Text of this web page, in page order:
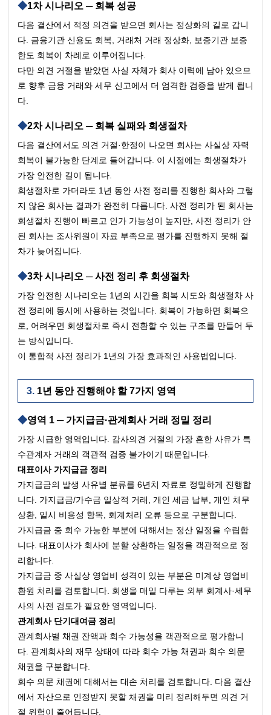
1차 시나리오 ─ 회복 성공
다음 결산에서 적정 의견을 받으면 회사는 정상화의 길로 갑니
다. 금융기관 신용도 회복, 거래처 거래 정상화, 보증기관 보증
한도 회복이 차례로 이루어집니다.
다만 의견 거절을 받았던 사실 자체가 회사 이력에 남아 있으므
로 향후 금융 거래와 세무 신고에서 더 엄격한 검증을 받게 됩니
다.
2차 시나리오 ─ 회복 실패와 회생절차
다음 결산에서도 의견 거절·한정이 나오면 회사는 사실상 자력
회복이 불가능한 단계로 들어갑니다. 이 시점에는 회생절차가
가장 안전한 길이 됩니다.
회생절차로 가더라도 1년 동안 사전 정리를 진행한 회사와 그렇
지 않은 회사는 결과가 완전히 다릅니다. 사전 정리가 된 회사는
회생절차 진행이 빠르고 인가 가능성이 높지만, 사전 정리가 안
된 회사는 조사위원이 자료 부족으로 평가를 진행하지 못해 절
차가 늦어집니다.
3차 시나리오 ─ 사전 정리 후 회생절차
가장 안전한 시나리오는 1년의 시간을 회복 시도와 회생절차 사
전 정리에 동시에 사용하는 것입니다. 회복이 가능하면 회복으
로, 어려우면 회생절차로 즉시 전환할 수 있는 구조를 만들어 두
는 방식입니다.
이 통합적 사전 정리가 1년의 가장 효과적인 사용법입니다.
1년 동안 진행해야 할 7가지 영역
영역 1 ─ 가지급금·관계회사 거래 정밀 정리
가장 시급한 영역입니다. 감사의견 거절의 가장 흔한 사유가 특
수관계자 거래의 객관적 검증 불가이기 때문입니다.
대표이사 가지급금 정리
가지급금의 발생 사유별 분류를 6년치 자료로 정밀하게 진행합
니다. 가지급금/가수금 일상적 거래, 개인 세금 납부, 개인 채무
상환, 일시 비용성 항목, 회계처리 오류 등으로 구분합니다.
가지급금 중 회수 가능한 부분에 대해서는 정산 일정을 수립합
니다. 대표이사가 회사에 분할 상환하는 일정을 객관적으로 정
리합니다.
가지급금 중 사실상 영업비 성격이 있는 부분은 미계상 영업비
환원 처리를 검토합니다. 회생을 매일 다루는 외부 회계사·세무
사의 사전 검토가 필요한 영역입니다.
관계회사 단기대여금 정리
관계회사별 채권 잔액과 회수 가능성을 객관적으로 평가합니
다. 관계회사의 재무 상태에 따라 회수 가능 채권과 회수 의문
채권을 구분합니다.
회수 의문 채권에 대해서는 대손 처리를 검토합니다. 다음 결산
에서 자산으로 인정받지 못할 채권을 미리 정리해두면 의견 거
절 위험이 줄어듭니다.